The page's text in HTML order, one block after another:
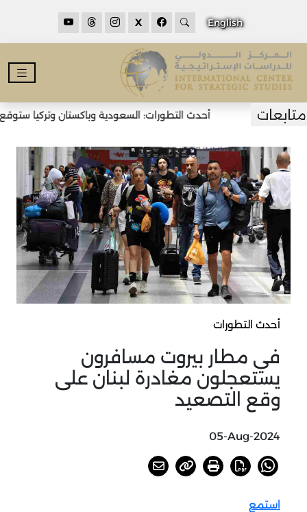
English
X
أحدث التطورات: السعودية وباكستان وتركيا ستوقع
أحدث التطورات
في مطار بيروت مسافرون
يستعجلون مغادرة لبنان على
وقع التصعيد
05-Aug-2024
استمع